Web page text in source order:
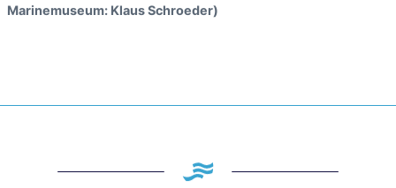
Marinemuseum: Klaus Schroeder)